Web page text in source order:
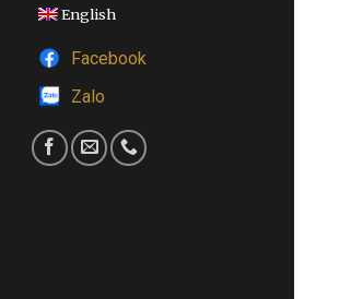
English
Facebook
Zalo